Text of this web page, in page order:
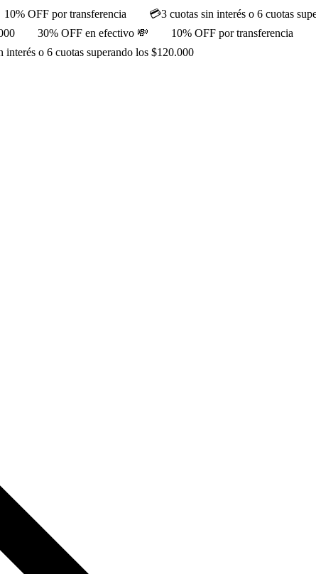
10% OFF por transferencia 💳3 cuotas sin interés o 6 cuotas
30% OFF en efectivo 💸 10% OFF por transferencia
interés o 6 cuotas superando los $120.000